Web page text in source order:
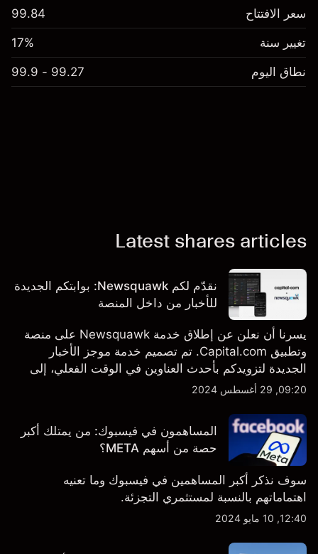
سعر الافتتاح 99.84
تغيير سنة 17%
نطاق اليوم 99.27 - 99.9
Latest shares articles
نقدّم لكم Newsquawk: بوابتكم الجديدة
للأخبار من داخل المنصة
يسرنا أن نعلن عن إطلاق خدمة Newsquawk على منصة
وتطبيق Capital.com. تم تصميم خدمة موجز الأخبار
الجديدة لتزويدكم بأحدث العناوين في الوقت الفعلي، إلى
جانب قصص إخبارية مخصصة وتقارير تحليلية متعمقة - وكل
بالضبط.
09:20, 29 أغسطس 2024
المساهمون في فيسبوك: من يمتلك أكبر
حصة من أسهم META؟
سوف نذكر أكبر المساهمين في فيسبوك وما تعنيه
اهتماماتهم بالنسبة لمستثمري التجزئة.
12:40, 10 مايو 2024